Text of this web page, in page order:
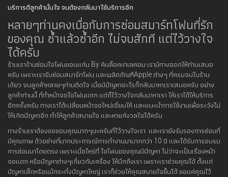
บริการดีลูกค้ามั่นใจ จนต้องกลับมาใช้บริการอีก
หลายๆท่านคงเบื่อกับการซ่อมสมาร์ทโฟนที่รัก
ของคุณ ซ้ำแล้วซ้ำอีก ไม่จบสักที แต่ไว้วางใจ
ได้ครับ
ร้านเราร้านซ่อมไอโฟนขอนแก่น By คิมล็อคเทเลคอม เรามีทางออกให้ท่านเสมอ
ครับ เพราะเรารับซ่อมสมาร์ทโฟน และผลิตภัณฑืApple ต่างๆ ที่ครบจบในร้าน
เดียว จนลูกค้าหลายๆท่านติดใจ เมื่อมีปัญหาอะไรก็กลับมาหาเราเสมอครับ อย่าง
ลูกค้าท่านนี้ ที่ทำหน้าจอไอโฟนแตก แต่ก็ไว้วางใจกลับมาหาเรา ให้เราได้ให้บริการ
อีกครั้งครับ ทางเราได้เปลี่ยนหน้าจอใหม่เอี่ยมให้ และแนะนำการใช้งานเพื่อระวังไม่
ให้เกิดปัญหาอีก ทำให้ลูกค้าสบายใจ และหายกังวลใจได้ครับ
ทางร้านเราต้องขอขอบคุณมากๆนะครับที่ไว้วางใจเรา และเรายังรับรองการซ่อมที่
มีคุณภาพ ด้วยช่างที่มากประการณ์การทำงานมามากกว่า 10 ปี และได้รับการอบรม
การซ่อมมาโดยตรง เพราะเมื่อไหร่ที่ ไอโฟนของคุณมีปัญหา ไม่ว่าจะเป็นเรื่องหน้า
จอแตก หรือปัญหาต่างๆเกี่ยวกับเครื่อง ให้นึกถึงเรา เพราะเราช่วยคุณได้ ตั้งแต่
ปัญหาเล็กหรือแม้กระทั่งปัญหาใหญ่ เราก็ช่วยให้คุณสบายใจขึ้นได้ ขอแค่คุณไว้